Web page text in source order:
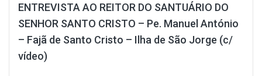
ENTREVISTA AO REITOR DO SANTUÁRIO DO
SENHOR SANTO CRISTO – Pe. Manuel António
– Fajã de Santo Cristo – Ilha de São Jorge (c/
vídeo)